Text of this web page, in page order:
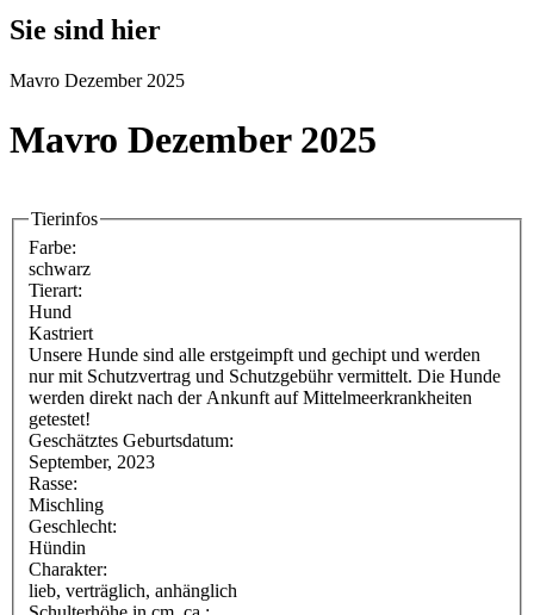
Sie sind hier
Mavro Dezember 2025
Mavro Dezember 2025
Tierinfos
Farbe:
schwarz
Tierart:
Hund
Kastriert
Unsere Hunde sind alle erstgeimpft und gechipt und werden
nur mit Schutzvertrag und Schutzgebühr vermittelt. Die Hunde
werden direkt nach der Ankunft auf Mittelmeerkrankheiten
getestet!
Geschätztes Geburtsdatum:
September, 2023
Rasse:
Mischling
Geschlecht:
Hündin
Charakter:
lieb, verträglich, anhänglich